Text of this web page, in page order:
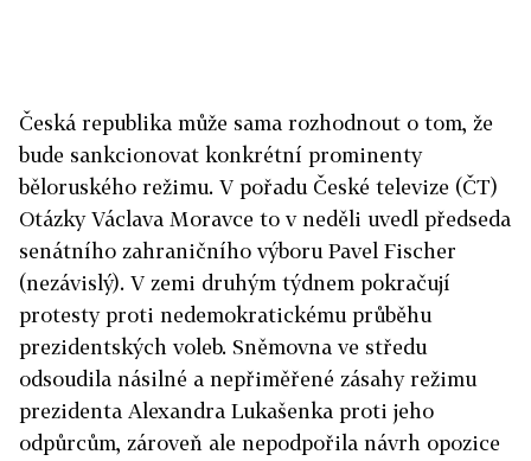
Česká republika může sama rozhodnout o tom, že
bude sankcionovat konkrétní prominenty
běloruského režimu. V pořadu České televize (ČT)
Otázky Václava Moravce to v neděli uvedl předseda
senátního zahraničního výboru Pavel Fischer
(nezávislý). V zemi druhým týdnem pokračují
protesty proti nedemokratickému průběhu
prezidentských voleb. Sněmovna ve středu
odsoudila násilné a nepřiměřené zásahy režimu
prezidenta Alexandra Lukašenka proti jeho
odpůrcům, zároveň ale nepodpořila návrh opozice